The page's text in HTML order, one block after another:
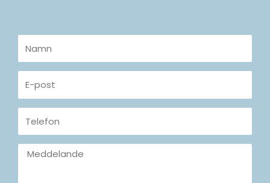
post
Meddelande